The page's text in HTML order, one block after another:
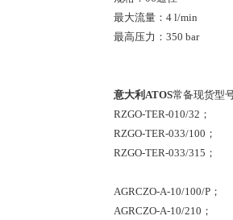
最大流量：4 l/min
最高压力：350 bar
意大利ATOS常备现货型
RZGO-TER-010/32；
RZGO-TER-033/100；
RZGO-TER-033/315；
AGRCZO-A-10/100/P；
AGRCZO-A-10/210；